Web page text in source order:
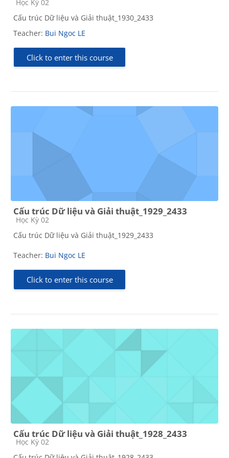
Học Kỳ 02
Cấu trúc Dữ liệu và Giải thuật_1930_2433
Teacher: Bui Ngoc LE
Click to enter this course
Cấu trúc Dữ liệu và Giải thuật_1929_2433
Course category
Học Kỳ 02
Cấu trúc Dữ liệu và Giải thuật_1929_2433
Teacher: Bui Ngoc LE
Click to enter this course
Cấu trúc Dữ liệu và Giải thuật_1928_2433
Course category
Học Kỳ 02